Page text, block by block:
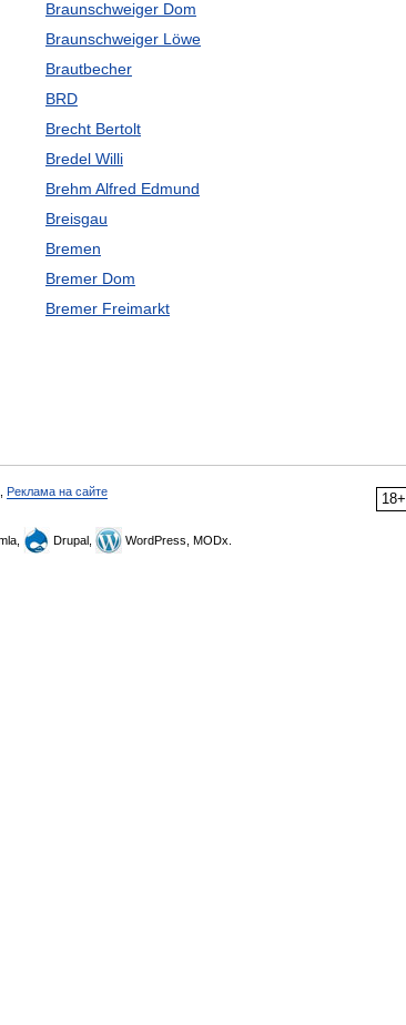
Braunschweiger Dom
Braunschweiger Löwe
Brautbecher
BRD
Brecht Bertolt
Bredel Willi
Brehm Alfred Edmund
Breisgau
Bremen
Bremer Dom
Bremer Freimarkt
18+
Реклама на сайте
Drupal, WordPress, MODx.